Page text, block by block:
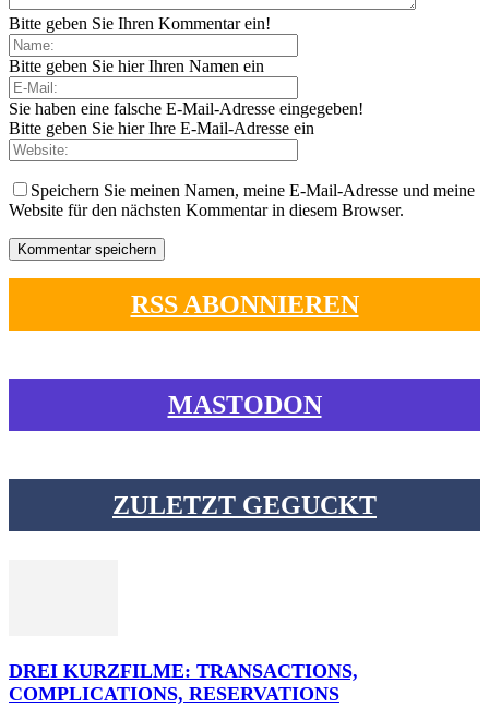
Bitte geben Sie Ihren Kommentar ein!
Bitte geben Sie hier Ihren Namen ein
Sie haben eine falsche E-Mail-Adresse eingegeben!
Bitte geben Sie hier Ihre E-Mail-Adresse ein
Speichern Sie meinen Namen, meine E-Mail-Adresse und meine
Website für den nächsten Kommentar in diesem Browser.
RSS ABONNIEREN
MASTODON
ZULETZT GEGUCKT
DREI KURZFILME: TRANSACTIONS,
COMPLICATIONS, RESERVATIONS